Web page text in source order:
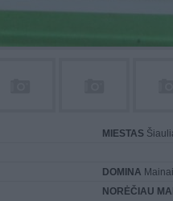
MIESTAS
DOMINA
NORĖČIAU